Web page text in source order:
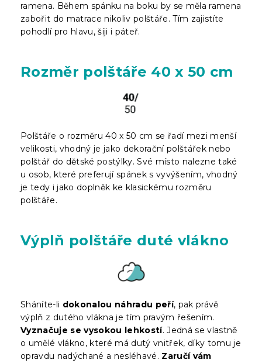
ramena. Během spánku na boku by se měla ramena
zabořit do matrace nikoliv polštáře. Tím zajistíte
pohodlí pro hlavu, šíji i páteř.
Rozměr polštáře 40 x 50 cm
Polštáře o rozměru 40 x 50 cm se řadí mezi menší
velikosti, vhodný je jako dekorační polštářek nebo
polštář do dětské postýlky. Své místo nalezne také
u osob, které preferují spánek s vyvýšením, vhodný
je tedy i jako doplněk ke klasickému rozměru
polštáře.
Výplň polštáře duté vlákno
Sháníte-li dokonalou náhradu peří, pak právě
výplň z dutého vlákna je tím pravým řešením.
Vyznačuje se vysokou lehkostí. Jedná se vlastně
o umělé vlákno, které má dutý vnitřek, díky tomu je
opravdu nadýchané a nesléhavé. Zaručí vám